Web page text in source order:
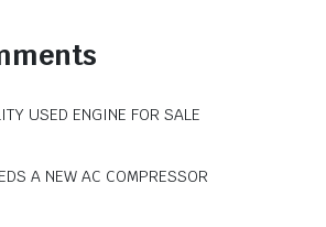
USED ENGINE FOR SALE
A NEW AC COMPRESSOR